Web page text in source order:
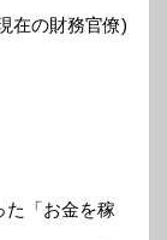
在の財務官僚)
た「お金を稼